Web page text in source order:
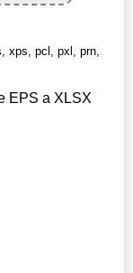
xps, pcl, pxl, prn,
EPS a XLSX